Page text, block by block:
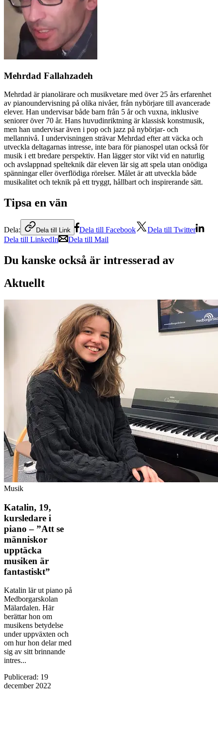
Mehrdad Fallahzadeh
Mehrdad är pianolärare och musikvetare med över 25 års erfarenhet
av pianoundervisning på olika nivåer, från nybörjare till avancerade
elever. Han undervisar både barn från 5 år och vuxna, inklusive
seniorer över 70 år. Hans huvudinriktning är klassisk konstmusik,
men han undervisar även i pop och jazz på nybörjar- och
mellannivå. I undervisningen strävar Mehrdad efter att väcka och
utveckla deltagarnas intresse, inte bara för pianospel utan också för
musik i ett bredare perspektiv. Han lägger stor vikt vid en naturlig
och avslappnad spelteknik där eleven lär sig att spela utan onödiga
spänningar eller överflödiga rörelser. Målet är att utveckla både
musikalitet och teknik på ett tryggt, hållbart och inspirerande sätt.
Tipsa en vän
Dela: Dela till Link Dela till Facebook
Dela till Twitter
Dela till LinkedIn
Dela till Mail
Du kanske också är intresserad av
Aktuellt
Musik
Katalin, 19,
kursledare i
piano – ”Att se
människor
upptäcka
musiken är
fantastiskt”
Katalin lär ut piano på
Medborgarskolan
Mälardalen. Här
berättar hon om
musikens betydelse
under uppväxten och
om hur hon delar med
sig av sitt brinnande
intres...
Publicerad: 19
december 2022